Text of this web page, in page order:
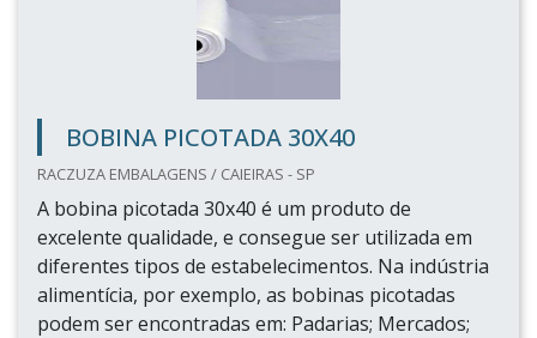
BOBINA PICOTADA 30X40
RACZUZA EMBALAGENS / CAIEIRAS - SP
A bobina picotada 30x40 é um produto de
excelente qualidade, e consegue ser utilizada em
diferentes tipos de estabelecimentos. Na indústria
alimentícia, por exemplo, as bobinas picotadas
podem ser encontradas em: Padarias; Mercados;